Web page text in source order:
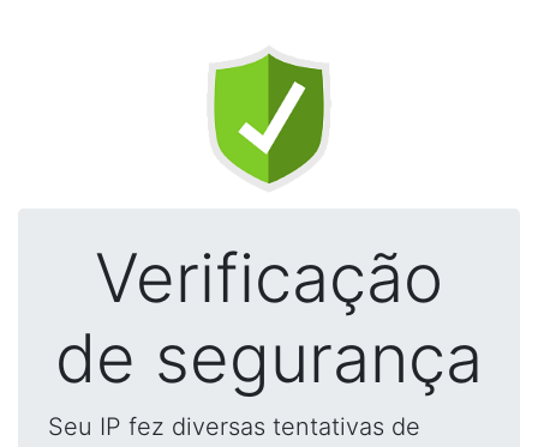
Verificação
de segurança
Seu IP fez diversas tentativas de